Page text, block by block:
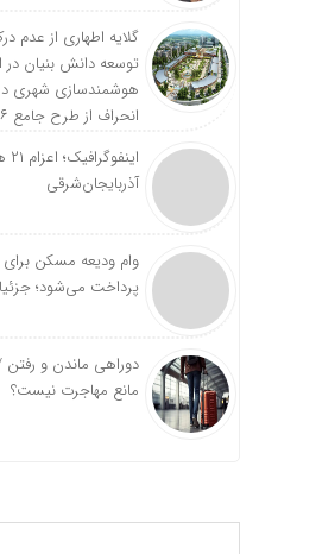
گلایه اطهاری از عدم
توسعه دانش بنیان در
هوشمندسازی شهری
انحراف از طرح جامع ۱۳۸۶ به کشور آسیب زد
آذربایجان‌شرقی
وام ودیعه مسکن
پرداخت می‌شود؛
دوراهی ماندن و رفتن
مانع مهاجرت نیست؟